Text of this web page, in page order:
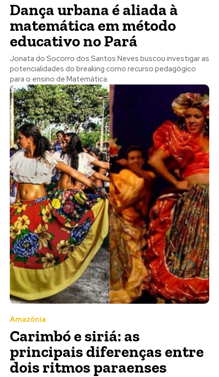
Dança urbana é aliada à
matemática em método
educativo no Pará
Jonata do Socorro dos Santos Neves buscou investigar as
potencialidades do breaking como recurso pedagógico
para o ensino de Matemática.
Amazônia
Carimbó e siriá: as
principais diferenças entre
dois ritmos paraenses